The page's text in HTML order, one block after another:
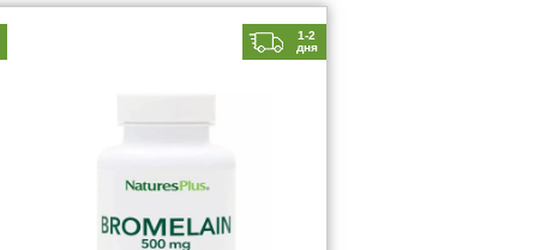
1-2
дня